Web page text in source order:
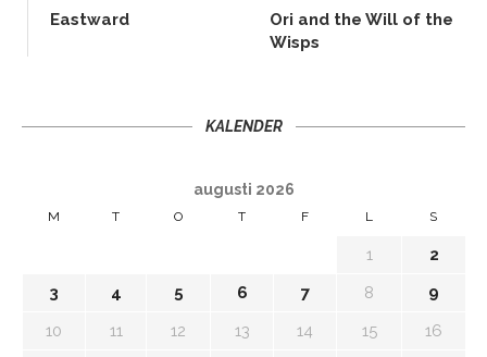
Eastward
Ori and the Will of the
Wisps
KALENDER
augusti 2026
M T O T F L S
1
2
3
4 5 6 7 8
9
10
11 12 13 14 15
16